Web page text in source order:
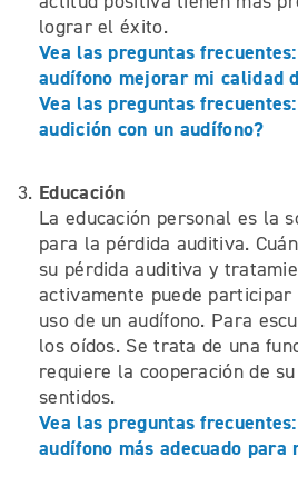
lograr el éxito.
Vea las preguntas
audífono mejorar mi calidad
Vea las preguntas
audición con un audífono?
Educación
La educación personal es la
para la pérdida auditiva.
su pérdida auditiva y
activamente puede
uso de un audífono. Para
los oídos. Se trata de una
requiere la cooperación de
sentidos.
Vea las preguntas
audífono más adecuado para